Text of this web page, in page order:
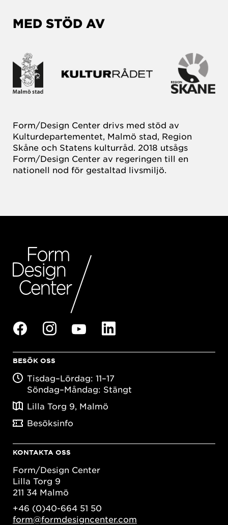
MED STÖD AV
Form/Design Center drivs med stöd av
Kulturdepartementet, Malmö stad, Region
Skåne och Statens kulturråd. 2018 utsågs
Form/Design Center av regeringen till en
nationell nod för gestaltad livsmiljö.
BESÖK OSS
Tisdag–Lördag: 11–17
Söndag–Måndag: Stängt
Lilla Torg 9, Malmö
Besöksinfo
KONTAKTA OSS
Form/Design Center
Lilla Torg 9
211 34 Malmö
+46 (0)40-664 51 50
form@formdesigncenter.com